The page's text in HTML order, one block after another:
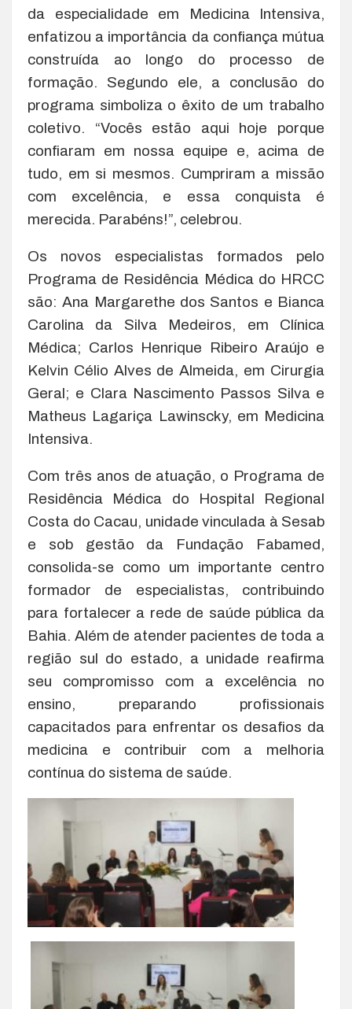
da especialidade em Medicina Intensiva,
enfatizou a importância da confiança mútua
construída ao longo do processo de
formação. Segundo ele, a conclusão do
programa simboliza o êxito de um trabalho
coletivo. “Vocês estão aqui hoje porque
confiaram em nossa equipe e, acima de
tudo, em si mesmos. Cumpriram a missão
com excelência, e essa conquista é
merecida. Parabéns!”, celebrou.
Os novos especialistas formados pelo
Programa de Residência Médica do HRCC
são: Ana Margarethe dos Santos e Bianca
Carolina da Silva Medeiros, em Clínica
Médica; Carlos Henrique Ribeiro Araújo e
Kelvin Célio Alves de Almeida, em Cirurgia
Geral; e Clara Nascimento Passos Silva e
Matheus Lagariça Lawinscky, em Medicina
Intensiva.
Com três anos de atuação, o Programa de
Residência Médica do Hospital Regional
Costa do Cacau, unidade vinculada à Sesab
e sob gestão da Fundação Fabamed,
consolida-se como um importante centro
formador de especialistas, contribuindo
para fortalecer a rede de saúde pública da
Bahia. Além de atender pacientes de toda a
região sul do estado, a unidade reafirma
seu compromisso com a excelência no
ensino, preparando profissionais
capacitados para enfrentar os desafios da
medicina e contribuir com a melhoria
contínua do sistema de saúde.